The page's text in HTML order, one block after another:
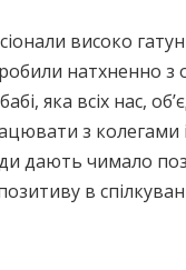
високо
натхненно
яка всіх нас,
з колегами
дають чимало
в